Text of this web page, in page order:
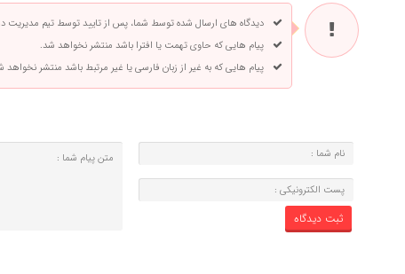
دیدگاه های ارسال شده توسط شما، پس از تایید توسط تیم مدیریت
پیام هایی که حاوی تهمت یا افترا باشد منتشر نخواهد شد.
پیام هایی که به غیر از زبان فارسی یا غیر مرتبط باشد منتشر نخواهد